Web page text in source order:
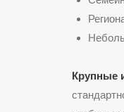
Крупные